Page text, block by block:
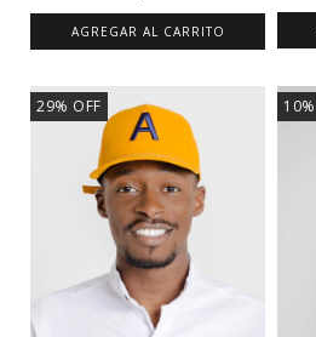
AGREGAR AL CARRITO
29% OFF 10%